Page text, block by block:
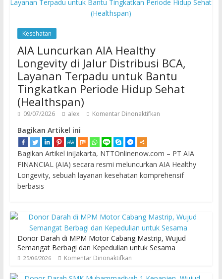
Kesehatan
AIA Luncurkan AIA Healthy
Longevity di Jalur Distribusi BCA,
Layanan Terpadu untuk Bantu
Tingkatkan Periode Hidup Sehat
(Healthspan)
09/07/2026 alex Komentar Dinonaktifkan
Bagikan Artikel ini
Bagikan Artikel iniJakarta, NTTOnlinenow.com – PT AIA
FINANCIAL (AIA) secara resmi meluncurkan AIA Healthy
Longevity, sebuah layanan kesehatan komprehensif
berbasis
Donor Darah di MPM Motor Cabang Mastrip, Wujud
Semangat Berbagi dan Kepedulian untuk Sesama
25/06/2026 Komentar Dinonaktifkan